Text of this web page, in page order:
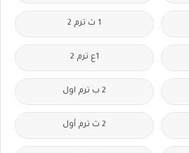
1 ث ترم 2
1ع ترم 2
2 ب ترم اول
2 ث ترم أول